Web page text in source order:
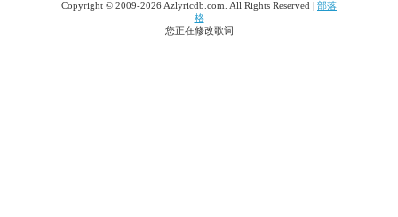
Copyright © 2009-2026 Azlyricdb.com. All Rights Reserved | 部落
格
您正在修改歌词